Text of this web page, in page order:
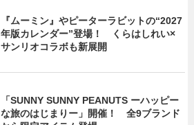
『ムーミン』やピーターラビットの“2027
年版カレンダー”登場！ くらはしれい×
サンリオコラボも新展開
「SUNNY SUNNY PEANUTS ーハッピー
な旅のはじまりー」開催！ 全9ブランド